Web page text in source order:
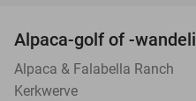
Alpaca-golf of -
Alpaca & Falabella Ranch
Kerkwerve